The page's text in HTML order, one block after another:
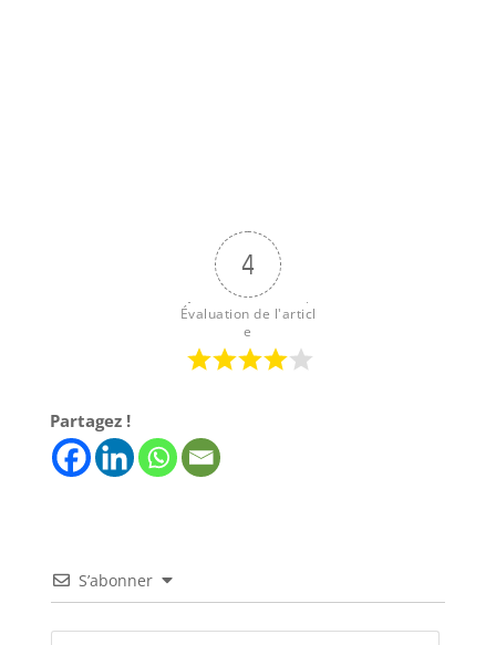
4
Évaluation de l'articl
e
Partagez !
S’abonner